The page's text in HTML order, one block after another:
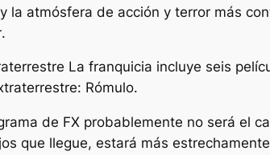
y la atmósfera de acción y terror más
.
La franquicia incluye seis
Rómulo.
de FX probablemente no será el
que llegue, estará más